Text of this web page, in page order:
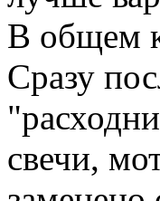
В общем
Сразу
свечи,